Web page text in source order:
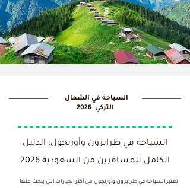
السياحة في الشمال
السياحة في طرابزون وأوزنجول: الدليل
الكامل للمسافرين من السعودية 2026
تعتبر السياحة في طرابزون وأوزنجول من أكثر الخيارات التي يبحث عنها